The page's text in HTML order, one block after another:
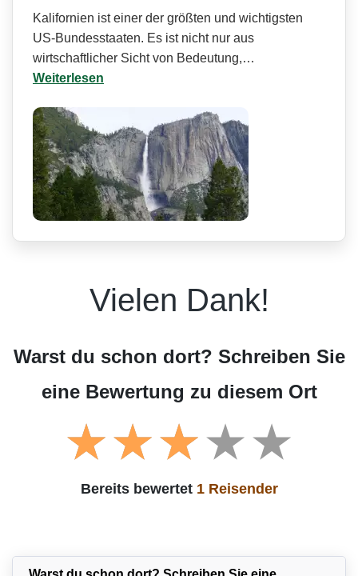
Kalifornien ist einer der größten und wichtigsten
US-Bundesstaaten. Es ist nicht nur aus
wirtschaftlicher Sicht von Bedeutung,…
Weiterlesen
Vielen Dank!
Warst du schon dort? Schreiben Sie
eine Bewertung zu diesem Ort
Bereits bewertet 1 Reisender